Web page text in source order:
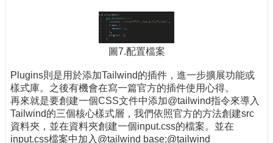
圖7.配置檔案
Plugins則是用於添加Tailwind的插件，進一步擴展功能或
樣式庫。之後有機會在寫一篇官方的插件使用心得。
再來就是要創建一個CSS文件中添加@tailwind指令來導入
Tailwind的三個核心樣式層，我們依照官方的方法創建src
資料夾，並在資料夾創建一個input.css的檔案。並在
input.css檔案中加入@tailwind base;@tailwind